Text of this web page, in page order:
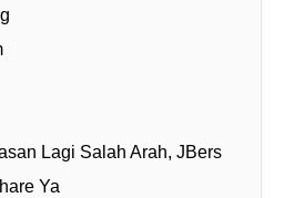
Lagi Salah Arah, JBers
Ya